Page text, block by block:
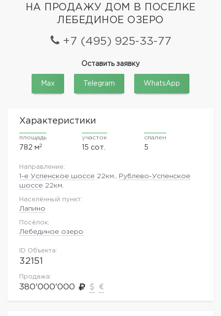
НА ПРОДАЖУ ДОМ В ПОСЕЛКЕ
ЛЕБЕДИНОЕ ОЗЕРО
+7 (495) 925-33-77
Оставить заявку
Max Telegram WhatsApp
Характеристики
площадь
782 м2
участок
15 сот.
спален
5
Направление:
1-е Успенское шоссе 22км.,
Рублево-Успенское
шоссе 22км.
Населённый пункт:
Лапино
Посёлок:
Лебединое озеро
ID Объекта:
32151
Продажа:
380'000'000